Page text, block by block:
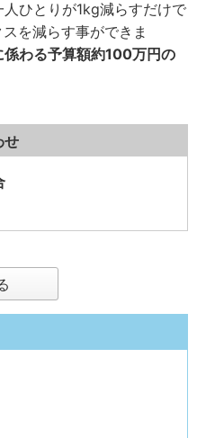
ひとりが1kg減らすだけで
を減らす事ができま
係わる予算額約100万円の
せ